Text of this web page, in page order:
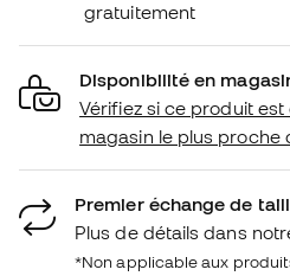
gratuitement
Disponibilité en
Vérifiez si ce produit
magasin le plus proche
Premier échange de
Plus de détails dans
*Non applicable aux